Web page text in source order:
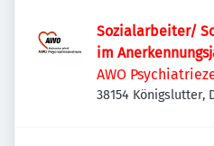
Sozialarbeiter/
im
AWO
38154 Königslutter,